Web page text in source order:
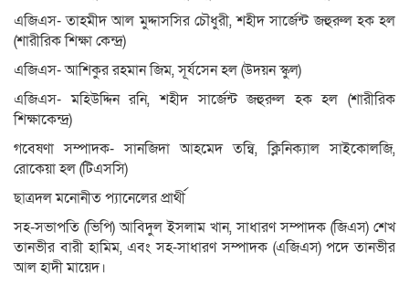
এজিএস- তাহমীদ আল মুদ্দাসসির চৌধুরী, শহীদ সার্জেন্ট জহুরুল হক হল
(শারীরিক শিক্ষা কেন্দ্র)
এজিএস- আশিকুর রহমান জিম, সূর্যসেন হল (উদয়ন স্কুল)
এজিএস- মহিউদ্দিন রনি, শহীদ সার্জেন্ট জহুরুল হক হল (শারীরিক
শিক্ষাকেন্দ্র)
গবেষণা সম্পাদক- সানজিদা আহমেদ তন্বি, ক্লিনিক্যাল সাইকোলজি,
রোকেয়া হল (টিএসসি)
ছাত্রদল মনোনীত প্যানেলের প্রার্থী
সহ-সভাপতি (ভিপি) আবিদুল ইসলাম খান, সাধারণ সম্পাদক (জিএস) শেখ
তানভীর বারী হামিম, এবং সহ-সাধারণ সম্পাদক (এজিএস) পদে তানভীর
আল হাদী মায়েদ।